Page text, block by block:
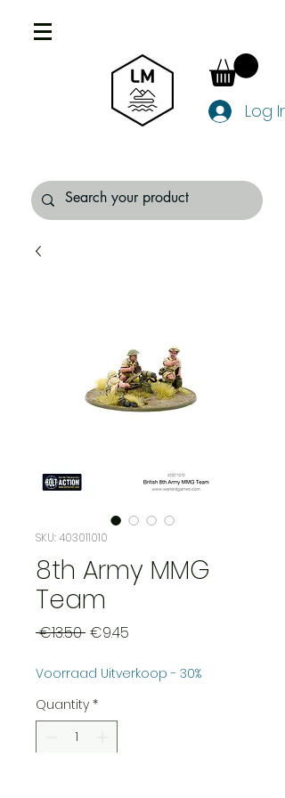
Log In
SKU: 403011010
8th Army MMG
Team
€13.50 Regular
€9.45
Voorraad Uitverkoop - 30%
Quantity *